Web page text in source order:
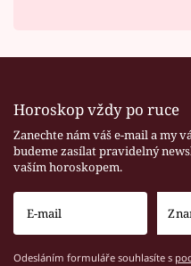
Horoskop vždy po ruce
Zanechte nám váš e-mail a my
budeme zasílat pravidelný
vaším horoskopem.
Odesláním formuláře souhlasíte s